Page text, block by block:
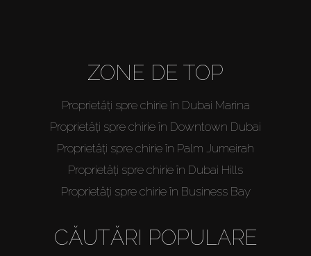
ZONE DE TOP
Proprietăți spre chirie în Dubai Marina
Proprietăți spre chirie în Downtown Dubai
Proprietăți spre chirie în Palm Jumeirah
Proprietăți spre chirie în Dubai Hills
Proprietăți spre chirie în Business Bay
CĂUTĂRI POPULARE